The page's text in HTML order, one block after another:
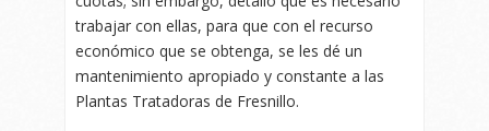
trabajar con ellas, para que con el recurso
económico que se obtenga, se les dé un
mantenimiento apropiado y constante a las
Plantas Tratadoras de Fresnillo.